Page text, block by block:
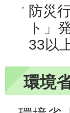
防災
ト」
33以
環境